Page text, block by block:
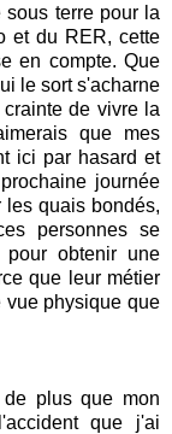
terre pour la
et du RER, cette
en compte. Que
le sort s'acharne
de vivre la
que mes
ici par hasard et
journée
les quais bondés,
personnes se
pour obtenir une
que leur métier
vue physique que
plus que mon
que j'ai